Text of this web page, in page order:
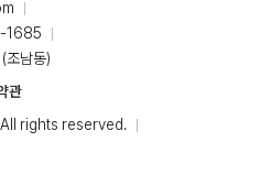
-1685
조남동)
관
rights reserved.